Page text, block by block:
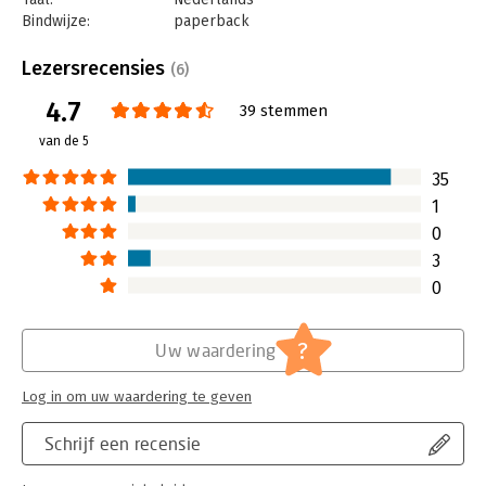
Bindwijze:
paperback
Uitgever:
Uitgeverij Haystack
Verschijningsdatum:
22-10-2020
Hoofdrubriek:
Lezersrecensies (6)
4.7
van de 5
39 stemmen
35
1
0
3
0
Schrijf een recensie
Uw waardering ?
Log in om uw waardering te geven